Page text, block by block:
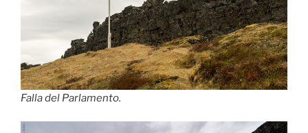
Falla del Parlamento.